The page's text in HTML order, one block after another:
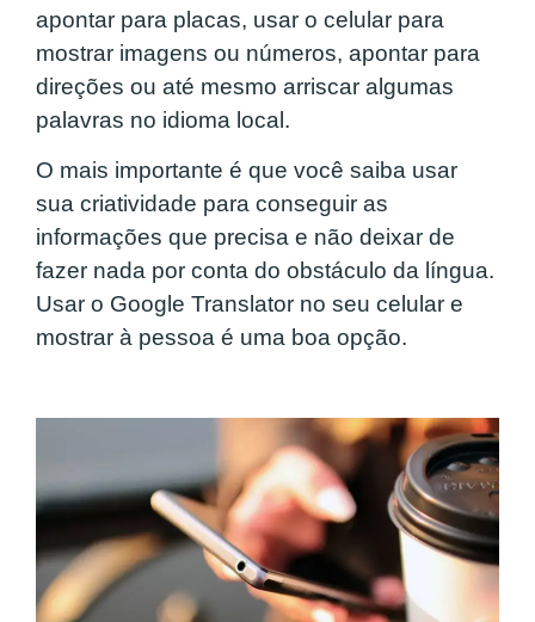
apontar para placas, usar o celular para
mostrar imagens ou números, apontar para
direções ou até mesmo arriscar algumas
palavras no idioma local.
O mais importante é que você saiba usar
sua criatividade para conseguir as
informações que precisa e não deixar de
fazer nada por conta do obstáculo da língua.
Usar o Google Translator no seu celular e
mostrar à pessoa é uma boa opção.